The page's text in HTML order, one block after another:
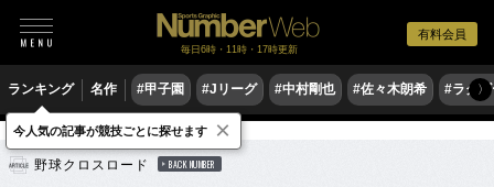
有料会員
毎日6時・11時・17時更新
ランキング 名作 #甲子園 #Jリーグ #中村剛也 #佐々木朗希 #ラグ〉
野球 プロ野球
野球クロスロード BACK NUMBER
今人気の記事が競技ごとに探せます ×